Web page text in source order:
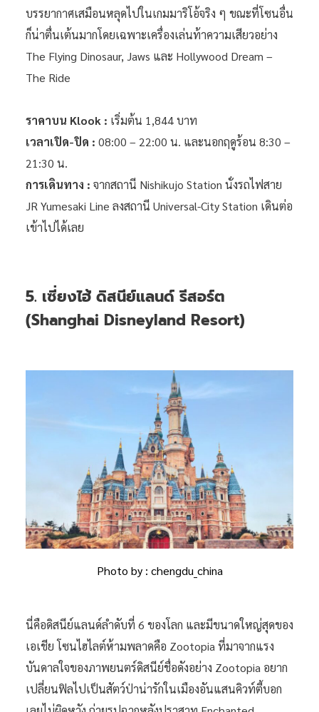
บรรยากาศเสมือนหลุดไปในเกมมาริโอ้จริง ๆ ขณะที่โซนอื่น
ก็น่าตื่นเต้นมากโดยเฉพาะเครื่องเล่นท้าความเสียวอย่าง
The Flying Dinosaur, Jaws และ Hollywood Dream –
The Ride
ราคาบน Klook : เริ่มต้น 1,844 บาท
เวลาเปิด-ปิด : 08:00 – 22:00 น. และนอกฤดูร้อน 8:30 –
21:30 น.
การเดินทาง : จากสถานี Nishikujo Station นั่งรถไฟสาย
JR Yumesaki Line ลงสถานี Universal-City Station เดินต่อ
เข้าไปได้เลย
5. เซี่ยงไฮ้ ดิสนีย์แลนด์ รีสอร์ต
(Shanghai Disneyland Resort)
Photo by : chengdu_china
นี่คือดิสนีย์แลนด์ลำดับที่ 6 ของโลก และมีขนาดใหญ่สุดของ
เอเชีย โซนไฮไลต์ห้ามพลาดคือ Zootopia ที่มาจากแรง
บันดาลใจของภาพยนตร์ดิสนีย์ชื่อดังอย่าง Zootopia อยาก
เปลี่ยนฟิลไปเป็นสัตว์ป่าน่ารักในเมืองอันแสนคิวท์ตี้บอก